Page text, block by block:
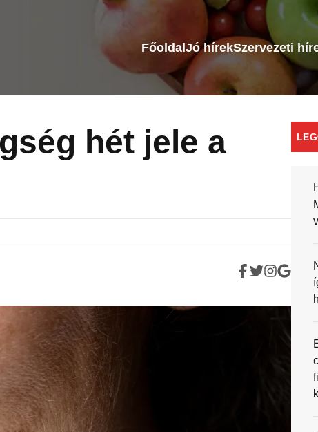
Főoldal Jó hírekSzervezeti
hét jele a